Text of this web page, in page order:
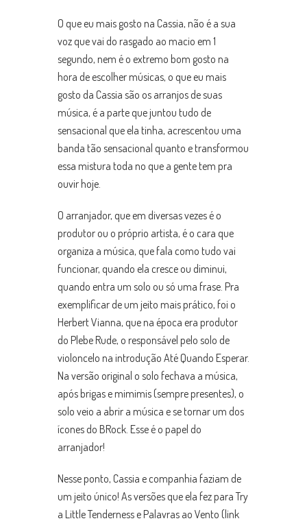
O que eu mais gosto na Cassia, não é a sua
voz que vai do rasgado ao macio em 1
segundo, nem é o extremo bom gosto na
hora de escolher músicas, o que eu mais
gosto da Cassia são os arranjos de suas
música, é a parte que juntou tudo de
sensacional que ela tinha, acrescentou uma
banda tão sensacional quanto e transformou
essa mistura toda no que a gente tem pra
ouvir hoje.
O arranjador, que em diversas vezes é o
produtor ou o próprio artista, é o cara que
organiza a música, que fala como tudo vai
funcionar, quando ela cresce ou diminui,
quando entra um solo ou só uma frase. Pra
exemplificar de um jeito mais prático, foi o
Herbert Vianna, que na época era produtor
do Plebe Rude, o responsável pelo solo de
violoncelo na introdução Até Quando Esperar.
Na versão original o solo fechava a música,
após brigas e mimimis (sempre presentes), o
solo veio a abrir a música e se tornar um dos
ícones do BRock. Esse é o papel do
arranjador!
Nesse ponto, Cassia e companhia faziam de
um jeito único! As versões que ela fez para Try
a Little Tenderness e Palavras ao Vento (link